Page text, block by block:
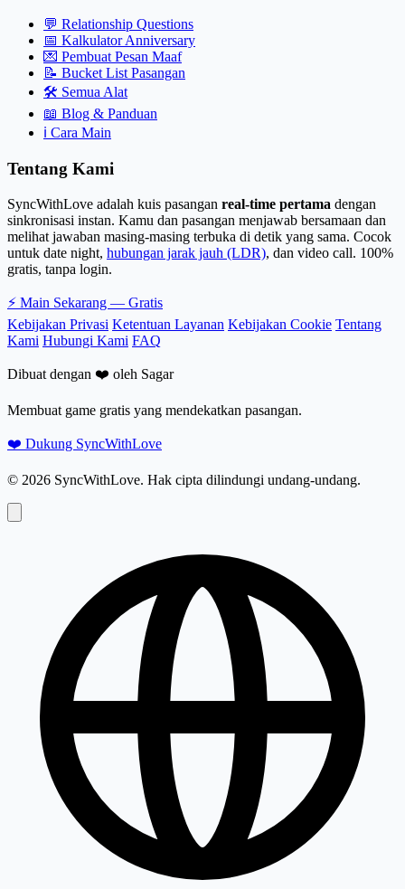
💬 Relationship Questions
📅 Kalkulator Anniversary
💌 Pembuat Pesan Maaf
📝 Bucket List Pasangan
🛠️ Semua Alat
📖 Blog & Panduan
ℹ️ Cara Main
Tentang Kami
SyncWithLove adalah kuis pasangan real-time pertama dengan
sinkronisasi instan. Kamu dan pasangan menjawab bersamaan dan
melihat jawaban masing-masing terbuka di detik yang sama. Cocok
untuk date night, hubungan jarak jauh (LDR), dan video call. 100%
gratis, tanpa login.
⚡ Main Sekarang — Gratis
Kebijakan Privasi Ketentuan Layanan Kebijakan Cookie Tentang
Kami Hubungi Kami FAQ
Dibuat dengan ❤️ oleh Sagar
Membuat game gratis yang mendekatkan pasangan.
❤️ Dukung SyncWithLove
© 2026 SyncWithLove. Hak cipta dilindungi undang-undang.